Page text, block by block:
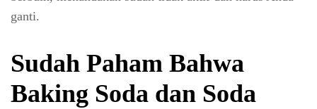
ganti.
Sudah Paham Bahwa
Baking Soda dan Soda